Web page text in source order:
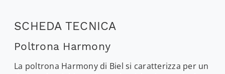
SCHEDA TECNICA
Poltrona Harmony
La poltrona Harmony di Biel si caratterizza per un